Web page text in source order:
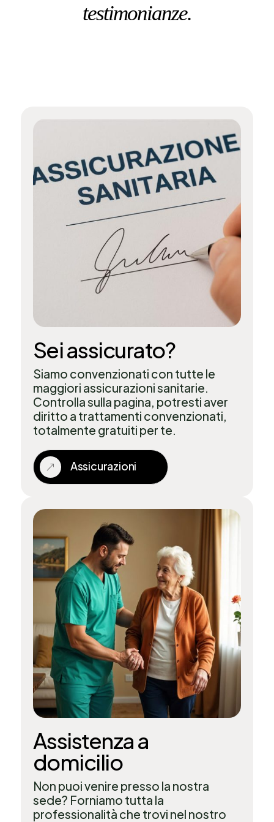
testimonianze.
Sei assicurato?
Siamo convenzionati con tutte le
maggiori assicurazioni sanitarie.
Controlla sulla pagina, potresti aver
diritto a trattamenti convenzionati,
totalmente gratuiti per te.
& Assicurazioni
Assistenza a
domicilio
Non puoi venire presso la nostra
sede? Forniamo tutta la
professionalità che trovi nel nostro